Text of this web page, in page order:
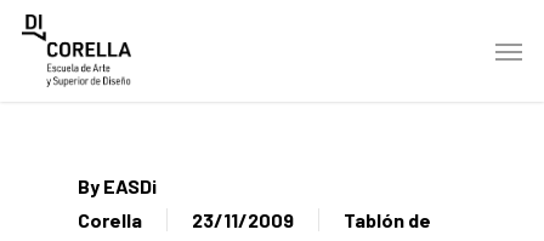
Skip
Menu
By EASDi
Corella
23/11/2009
Tablón de